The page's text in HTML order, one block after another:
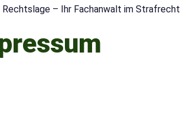
Rechtslage – Ihr Fachanwalt im Strafrecht